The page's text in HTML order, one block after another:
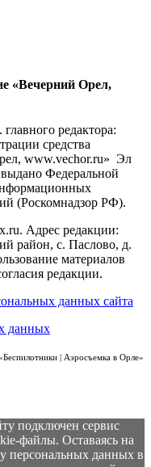
«Вечерний Орел,
редактора:
средства
www.vechor.ru» Эл
Федеральной
(Роскомнадзор РФ).
Адрес редакции:
район, с. Паслово, д.
материалов
редакции.
данных сайта
данных
| Аэросъемка в Орле»
подключен сервис
файлы. Оставаясь на
персональных данных в